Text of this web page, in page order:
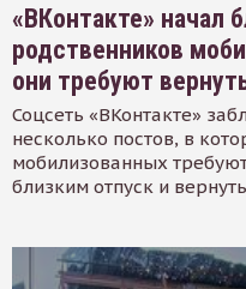
«ВКонтакте» начал
родственников
они требуют
Соцсеть «ВКонтакте»
несколько постов, в
мобилизованных
близким отпуск и